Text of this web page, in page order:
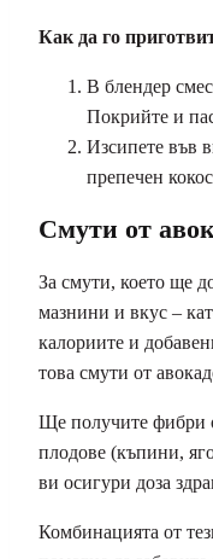
Как да го
В блендер
Покрийте и
Изсипете във
препечен
Смути от
За смути, което ще
мазнини и вкус –
калориите и
това смути от
Ще получите фибри
плодове (къпини,
ви осигури доза
Комбинацията от